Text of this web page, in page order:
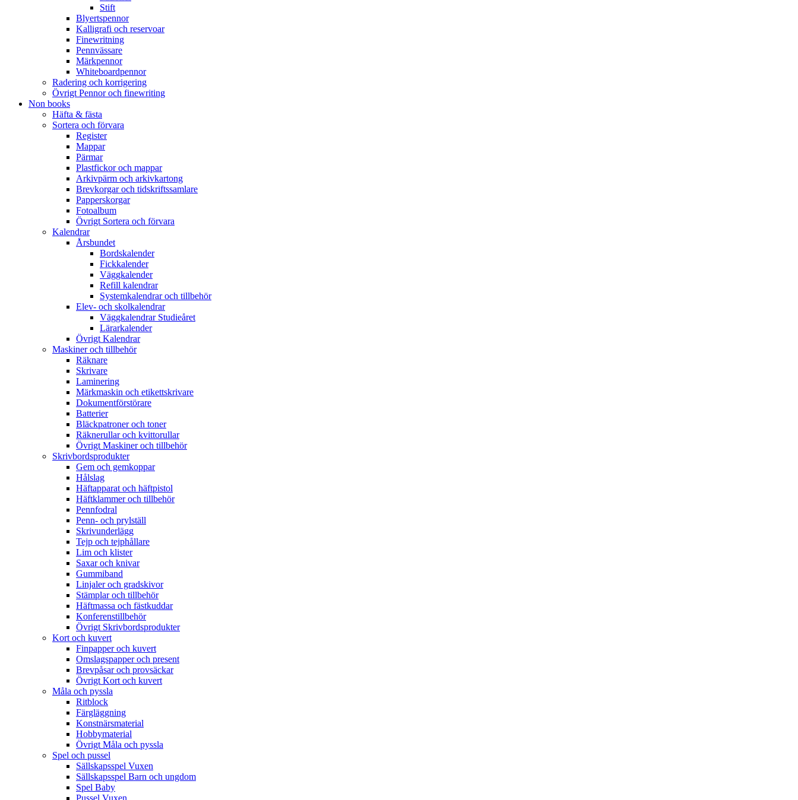
Stift
Blyertspennor
Kalligrafi och reservoar
Finewritning
Pennvässare
Märkpennor
Whiteboardpennor
Radering och korrigering
Övrigt Pennor och finewriting
Non books
Häfta & fästa
Sortera och förvara
Register
Mappar
Pärmar
Plastfickor och mappar
Arkivpärm och arkivkartong
Brevkorgar och tidskriftssamlare
Papperskorgar
Fotoalbum
Övrigt Sortera och förvara
Kalendrar
Årsbundet
Bordskalender
Fickkalender
Väggkalender
Refill kalendrar
Systemkalendrar och tillbehör
Elev- och skolkalendrar
Väggkalendrar Studieåret
Lärarkalender
Övrigt Kalendrar
Maskiner och tillbehör
Räknare
Skrivare
Laminering
Märkmaskin och etikettskrivare
Dokumentförstörare
Batterier
Bläckpatroner och toner
Räknerullar och kvittorullar
Övrigt Maskiner och tillbehör
Skrivbordsprodukter
Gem och gemkoppar
Hålslag
Häftapparat och häftpistol
Häftklammer och tillbehör
Pennfodral
Penn- och prylställ
Skrivunderlägg
Tejp och tejphållare
Lim och klister
Saxar och knivar
Gummiband
Linjaler och gradskivor
Stämplar och tillbehör
Häftmassa och fästkuddar
Konferenstillbehör
Övrigt Skrivbordsprodukter
Kort och kuvert
Finpapper och kuvert
Omslagspapper och present
Brevpåsar och provsäckar
Övrigt Kort och kuvert
Måla och pyssla
Ritblock
Färgläggning
Konstnärsmaterial
Hobbymaterial
Övrigt Måla och pyssla
Spel och pussel
Sällskapsspel Vuxen
Sällskapsspel Barn och ungdom
Spel Baby
Pussel Vuxen